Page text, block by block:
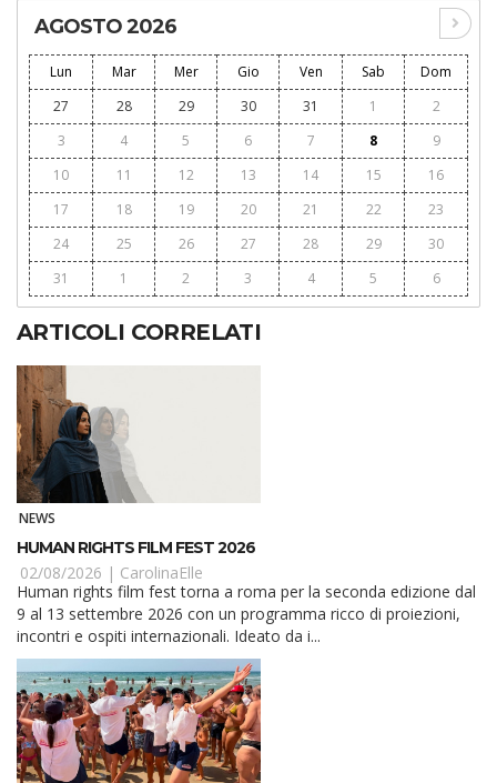
AGOSTO 2026
Lun Mar Mer Gio Ven Sab
Dom
27
28 29 30 31 1
2
3
4 5 6 7 8
9
10
11 12 13 14 15
16
17
18 19 20 21 22
23
24
25 26 27 28 29
30
31
1 2 3 4 5 6
ARTICOLI CORRELATI
NEWS
HUMAN RIGHTS FILM FEST 2026
02/08/2026 | CarolinaElle
Human rights film fest torna a roma per la seconda edizione dal
9 al 13 settembre 2026 con un programma ricco di proiezioni,
incontri e ospiti internazionali. Ideato da i...